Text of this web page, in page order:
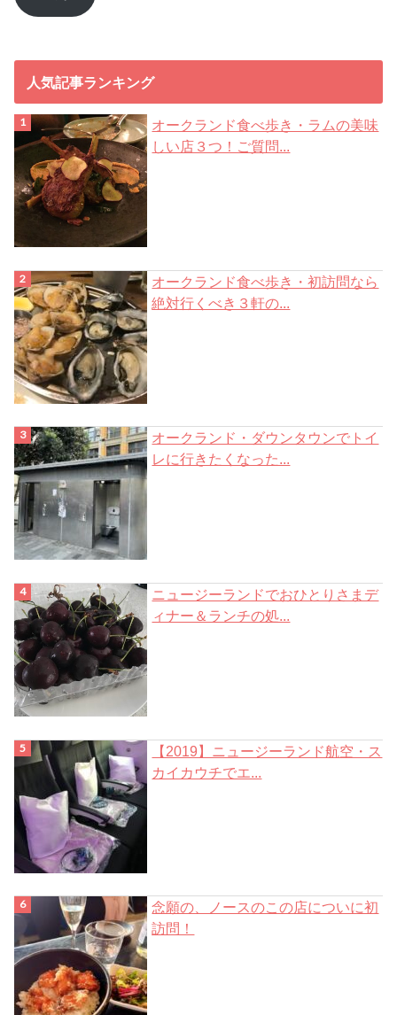
ド
人気記事ランキング
オークランド食べ歩き・ラムの美味
しい店３つ！ご質問...
オークランド食べ歩き・初訪問なら
絶対行くべき３軒の...
オークランド・ダウンタウンでトイ
レに行きたくなった...
ニュージーランドでおひとりさまデ
ィナー＆ランチの処...
【2019】ニュージーランド航空・ス
カイカウチでエ...
念願の、ノースのこの店についに初
訪問！